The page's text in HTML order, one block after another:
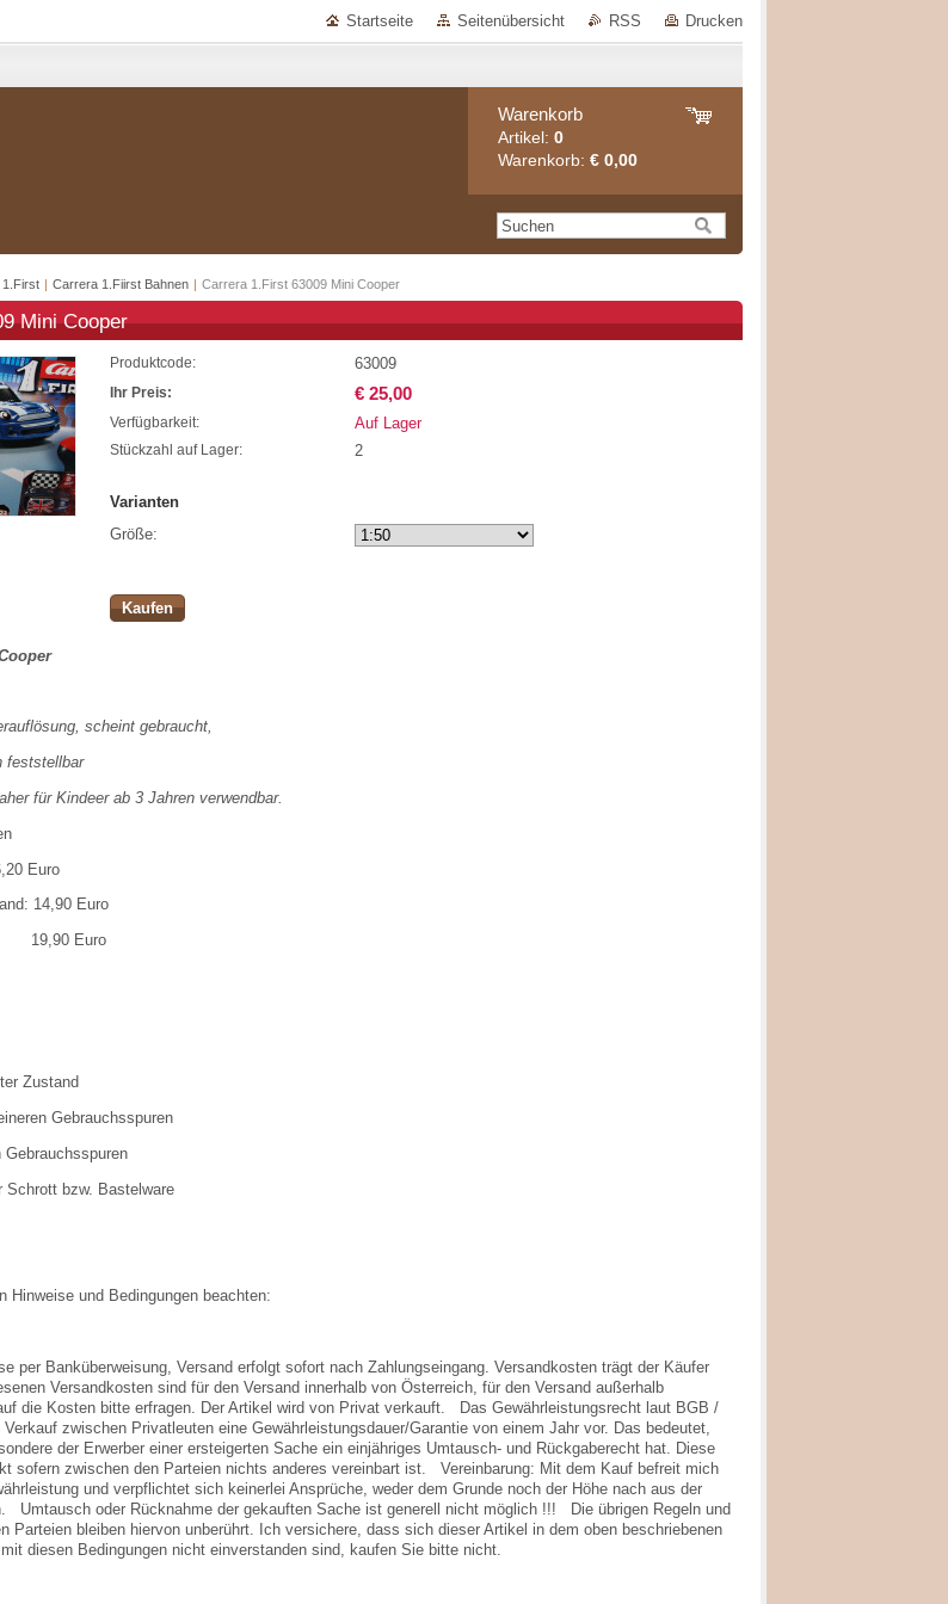
Startseite Seitenübersicht RSS Drucken
Warenkorb
Artikel: 0
Warenkorb: € 0,00
| Carrera 1.Fiirst Bahnen | Carrera 1.First 63009 Mini Cooper
Mini Cooper
Produktcode: 63009
Ihr Preis: € 25,00
Verfügbarkeit: Auf Lager
Stückzahl auf Lager: 2
Varianten
Größe:
Kaufen
scheint gebraucht,
feststellbar
für Kindeer ab 3 Jahren verwendbar.
Euro
Euro
Euro
Zustand
Gebrauchsspuren
bzw. Bastelware
Hinweise und Bedingungen beachten:
per Banküberweisung, Versand erfolgt sofort nach Zahlungseingang. Versandkosten trägt der Käufer
Versandkosten sind für den Versand innerhalb von Österreich, für den Versand außerhalb
die Kosten bitte erfragen. Der Artikel wird von Privat verkauft. Das Gewährleistungsrecht laut BGB /
zwischen Privatleuten eine Gewährleistungsdauer/Garantie von einem Jahr vor. Das bedeutet,
der Erwerber einer ersteigerten Sache ein einjähriges Umtausch- und Rückgaberecht hat. Diese
sofern zwischen den Parteien nichts anderes vereinbart ist. Vereinbarung: Mit dem Kauf befreit mich
und verpflichtet sich keinerlei Ansprüche, weder dem Grunde noch der Höhe nach aus der
Umtausch oder Rücknahme der gekauften Sache ist generell nicht möglich !!! Die übrigen Regeln und
Parteien bleiben hiervon unberührt. Ich versichere, dass sich dieser Artikel in dem oben beschriebenen
diesen Bedingungen nicht einverstanden sind, kaufen Sie bitte nicht.